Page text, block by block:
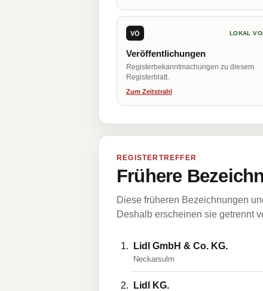
VÖ LOKAL
Veröffentlichungen
Registerbekanntmachungen zu diesem
Registerblatt.
Zum Zeitstrahl
REGISTERTREFFER
Frühere
Diese früheren Bezeichnungen
Deshalb erscheinen sie getrennt
Lidl GmbH & Co. KG.
Neckarsulm
Lidl KG.